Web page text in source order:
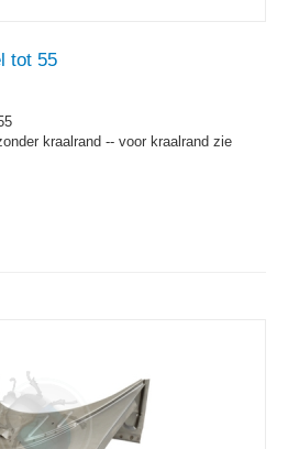
tot 55
kraalrand -- voor kraalrand zie